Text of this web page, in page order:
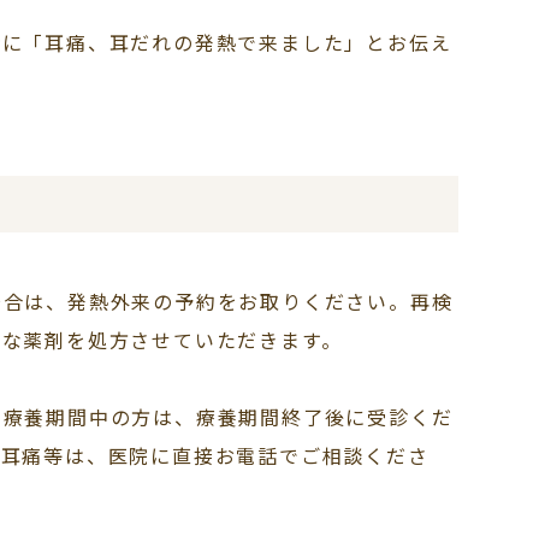
「耳痛、耳だれの発熱で来ました」とお伝え
は、発熱外来の予約をお取りください。再検
薬剤を処方させていただきます。
養期間中の方は、療養期間終了後に受診くだ
痛等は、医院に直接お電話でご相談くださ